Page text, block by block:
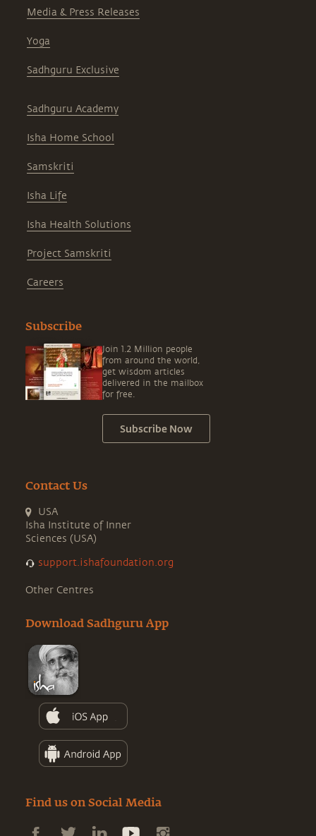
Media & Press Releases
Yoga
Sadhguru Exclusive
Sadhguru Academy
Isha Home School
Samskriti
Isha Life
Isha Health Solutions
Project Samskriti
Careers
Subscribe
Join 1.2 Million people
from around the world,
get wisdom articles
delivered in the mailbox
for free.
Subscribe Now
Contact Us
USA
Isha Institute of Inner
Sciences (USA)
support.ishafoundation.org
Other Centres
Download Sadhguru App
Find us on Social Media